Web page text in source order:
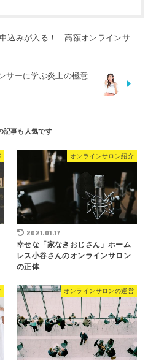
込みが入る！ 高額オンラインサ
サーに学ぶ炎上の極意
オンラインサロン紹介
2021.01.17
幸せな「家なきおじさん」ホーム
レス小谷さんのオンラインサロン
の正体
オンラインサロンの運営